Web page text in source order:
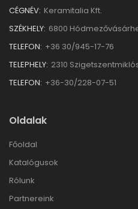
CÉGNÉV: Keramitalia Kft.
SZÉKHELY: 6800
TELEFON: +36 30/945-17-76
TELEPHELY: 2310
TELEFON: +36-30/228-07-51
Oldalak
Főoldal
Katalógusok
Rólunk
Partnereink